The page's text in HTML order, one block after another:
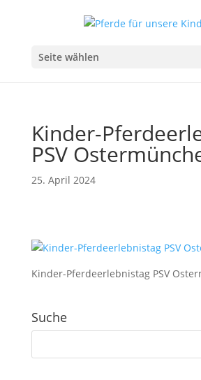
Seite wählen
Kinder-
PSV
25. April 2024
Kinder-Pferdeerlebnistag PSV
Suche